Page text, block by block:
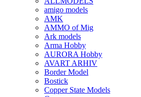
amigo models
AMK
AMMO of Mig
Ark models
Arma Hobby
AURORA Hobby
AVART ARHIV
Border Model
Bostick
Copper State Models